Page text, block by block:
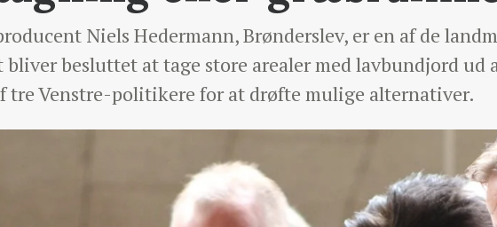
Niels Hedermann, Brønderslev, er en af de
bliver besluttet at tage store arealer med lavbundjord
tre Venstre-politikere for at drøfte mulige alternativer.